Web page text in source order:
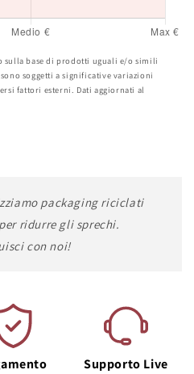
sulla base di prodotti uguali e/o simili
soggetti a significative variazioni
fattori esterni. Dati aggiornati al
packaging riciclati
ridurre gli sprechi.
con noi!
Supporto Live